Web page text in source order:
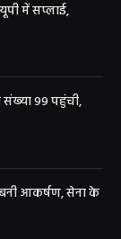
में सप्लाई,
99 पहुंची,
आकर्षण, सेना के